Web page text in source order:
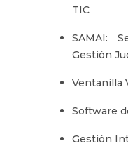
TIC
SAMAI:
Gestión
Ventanilla
Software
Gestión